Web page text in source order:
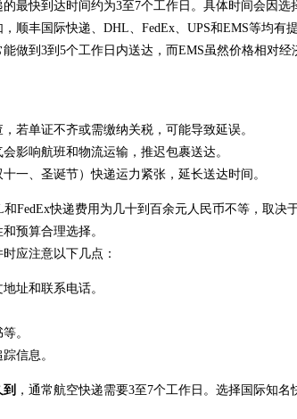
最快到达时间约为3至7个工作日。具体时间会因
顺丰国际快递、DHL、FedEx、UPS和EMS等均有
做到3到5个工作日内送达，而EMS虽然价格相对
若单证不齐或需缴纳关税，可能导致延误。
影响航班和物流运输，推迟包裹送达。
一、圣诞节）快递运力紧张，延长送达时间。
FedEx快递费用为几十到百余元人民币不等，取决
预算合理选择。
应注意以下几点：
址和联系电话。
。
信息。
，通常航空快递需要3至7个工作日。选择国际知